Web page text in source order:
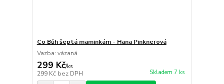
Co Bůh šeptá maminkám - Hana Pinknerová
Vazba: vázaná
299 Kč/ks
299 Kč bez DPH Skladem 7 ks